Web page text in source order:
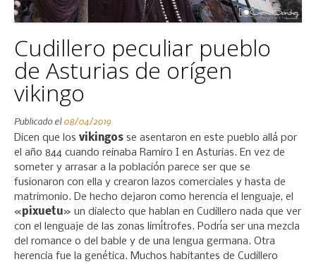
Cudillero peculiar pueblo
de Asturias de orígen
vikingo
Publicado el08/04/2019
Dicen que los vikingos se asentaron en este pueblo allá por
el año 844 cuando reinaba Ramiro I en Asturias. En vez de
someter y arrasar a la población parece ser que se
fusionaron con ella y crearon lazos comerciales y hasta de
matrimonio. De hecho dejaron como herencia el lenguaje, el
«pixuetu» un dialecto que hablan en Cudillero nada que ver
con el lenguaje de las zonas limítrofes. Podría ser una mezcla
del romance o del bable y de una lengua germana. Otra
herencia fue la genética. Muchos habitantes de Cudillero